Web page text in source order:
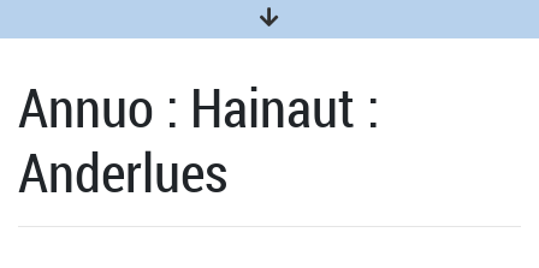
Annuo : Hainaut :
Anderlues